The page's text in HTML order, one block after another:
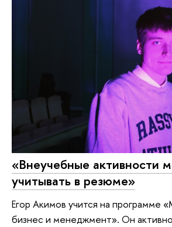
«Внеучебные активности
учитывать в резюме»
Егор Акимов учится на программе
бизнес и менеджмент». Он